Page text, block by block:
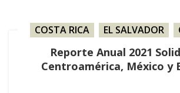
COSTA RICA EL SALVADOR
PUBLICACIÓN
Reporte Anual 2021
Centroamérica, México y